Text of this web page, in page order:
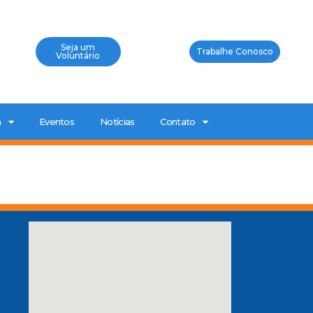
Seja um
Voluntário
Trabalhe Conosco
Eventos Notícias Contato